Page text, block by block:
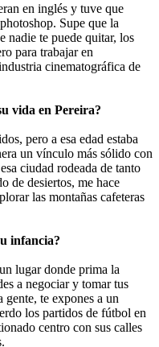
en inglés y tuve que
Supe que la
nadie te puede quitar, los
para trabajar en
cinematográfica de
vida en Pereira?
pero a esa edad estaba
un vínculo más sólido con
ciudad rodeada de tanto
de desiertos, me hace
las montañas cafeteras
infancia?
lugar donde prima la
a negociar y tomar tus
te expones a un
los partidos de fútbol en
centro con sus calles